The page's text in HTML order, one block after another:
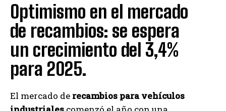
Optimismo en el mercado
de recambios: se espera
un crecimiento del 3,4%
para 2025.
El mercado de recambios para vehículos